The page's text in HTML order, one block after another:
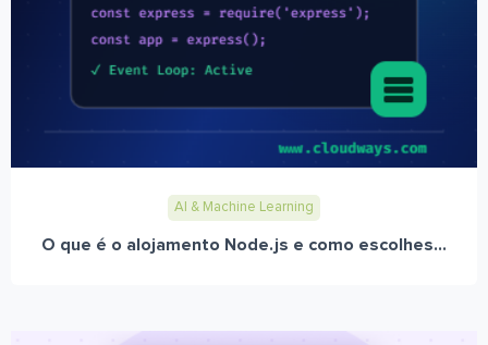
AI & Machine Learning
O que é o alojamento Node.js e como escolhes...